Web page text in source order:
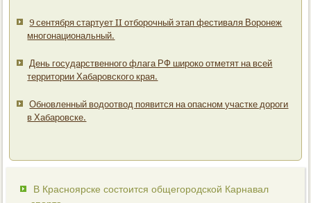
9 сентября стартует II отборочный этап фестиваля Воронеж
многонациональный.
День государственного флага РФ широко отметят на всей
территории Хабаровского края.
Обновленный водоотвод появится на опасном участке дороги
в Хабаровске.
В Красноярске состоится общегородской Карнавал